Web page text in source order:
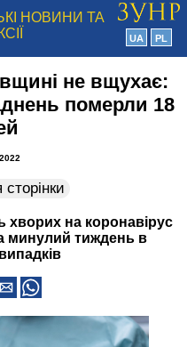
НОВИНИ ТА
UA PL
не вщухає:
померли 18
хворих на коронавірус
минулий тиждень в